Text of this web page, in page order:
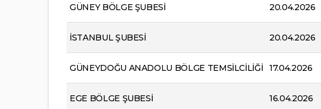
GÜNEY BÖLGE ŞUBESİ 20.04.2026
İSTANBUL ŞUBESİ 20.04.2026
GÜNEYDOĞU ANADOLU BÖLGE TEMSİLCİLİĞİ 17.04.2026
EGE BÖLGE ŞUBESİ 16.04.2026